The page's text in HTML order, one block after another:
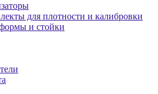
для плотности и калибровки
и стойки